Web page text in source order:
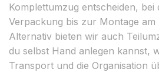
Komplettumzug entscheiden,
Verpackung bis zur Montage
Alternativ bieten wir auch
du selbst Hand anlegen kannst,
Transport und die Organisation